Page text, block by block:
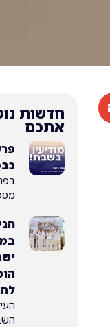
חדשות
אתכם